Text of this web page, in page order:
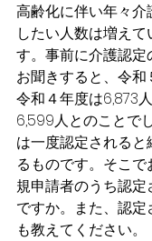
高齢化に伴い年々
したい人数は増え
す。事前に介護認
お聞きすると、令和
令和４年度は6,873
6,599人とのことで
は一度認定される
るものです。そこ
規申請者のうち認
ですか。また、認
も教えてください。